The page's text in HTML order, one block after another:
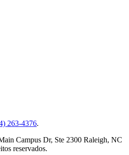
263-4376.
Campus Dr, Ste 2300 Raleigh, NC
reservados.